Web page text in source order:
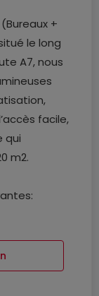
+
le long
A7, nous
facile,
qui
m2.